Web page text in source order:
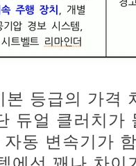
본 등급의 가격
듀얼 클러치가
동 변속기가